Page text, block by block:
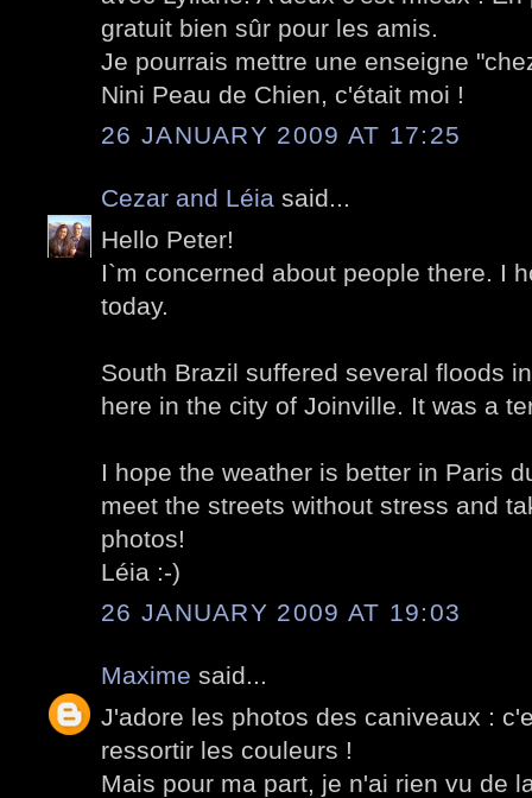
gratuit bien sûr pour les amis.
Je pourrais mettre une enseigne
Nini Peau de Chien, c'était moi !
26 JANUARY 2009 AT 17:25
Cezar and Léia said...
Hello Peter!
I`m concerned about people there. I
today.
South Brazil suffered several floods
here in the city of Joinville. It was a
I hope the weather is better in Paris
meet the streets without stress and
photos!
Léia :-)
26 JANUARY 2009 AT 19:03
Maxime said...
J'adore les photos des caniveaux :
ressortir les couleurs !
Mais pour ma part, je n'ai rien vu de